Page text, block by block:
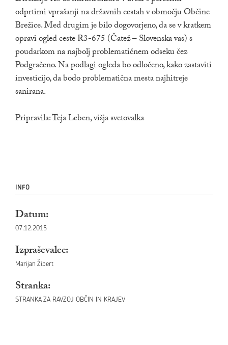
odprtimi vprašanji na državnih cestah v območju Občine
Brežice. Med drugim je bilo dogovorjeno, da se v kratkem
opravi ogled ceste R3-675 (Čatež – Slovenska vas) s
poudarkom na najbolj problematičnem odseku čez
Podgračeno. Na podlagi ogleda bo odločeno, kako zastaviti
investicijo, da bodo problematična mesta najhitreje
sanirana.
Pripravila: Teja Leben, višja svetovalka
INFO
Datum:
07.12.2015
Izpraševalec:
Marijan Žibert
Stranka:
STRANKA ZA RAVZOJ OBČIN IN KRAJEV